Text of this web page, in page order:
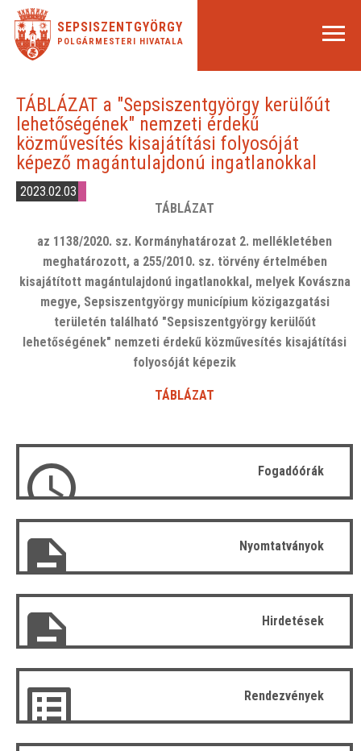
SEPSISZENTGYÖRGY
POLGÁRMESTERI HIVATALA
TÁBLÁZAT a "Sepsiszentgyörgy kerülőút
lehetőségének" nemzeti érdekű
közművesítés kisajátítási folyosóját
képező magántulajdonú ingatlanokkal
2023.02.03
TÁBLÁZAT
az 1138/2020. sz. Kormányhatározat 2. mellékletében
meghatározott, a 255/2010. sz. törvény értelmében
kisajátított magántulajdonú ingatlanokkal, melyek Kovászna
megye, Sepsiszentgyörgy municípium közigazgatási
területén található "Sepsiszentgyörgy kerülőút
lehetőségének" nemzeti érdekű közművesítés kisajátítási
folyosóját képezik
TÁBLÁZAT
Fogadóórák
Nyomtatványok
Hirdetések
Rendezvények